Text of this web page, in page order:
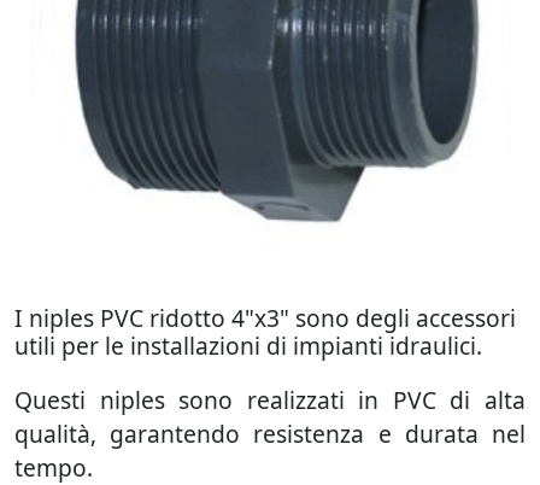
I niples PVC ridotto 4"x3" sono degli accessori
utili per le installazioni di impianti idraulici.
Questi niples sono realizzati in PVC di alta
qualità, garantendo resistenza e durata nel
tempo.